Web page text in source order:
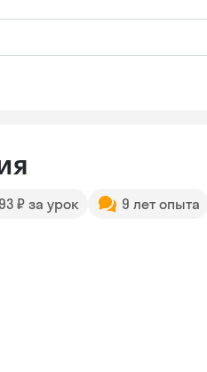
₽ за урок 9 лет опыта